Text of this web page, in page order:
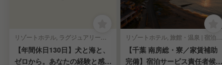
リゾートホテル, ラグジュアリーホテル, シティホテル, オーベルジュ, その他ホテル | 宿泊部門 | マネージャー・支配人・副支配人・女将
【年間休日130日】犬と海と、
ゼロから。あなたの経験と感性
リゾートホテル, 旅館・温泉 | 宿泊部門 | マネージャー・支配人・副支配人・女将
【千葉 南房総・寮／家賃補助
完備】宿泊サービス責任者候補